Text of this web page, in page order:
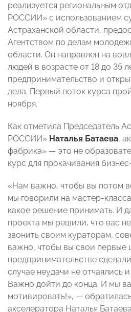
реализуется региональным
РОССИИ» с использованием
Астраханской области,
Агентством по делам
области. Он направлен на
людей в возрасте от 18 до 35
предпринимательство и
дела. Первый поток курса
ноября.
Как отметила Председатель
РОССИИ» Наталья Батаева,
фабрика» — это не
курс для прокачивания
«Нам важно, чтобы вы потом
мы говорили на мастер-
какое решение принимать. И
проекта мы решили, что вас
звонить своим кураторам,
важно, чтобы вы свои первые
предпринимательстве
случае неудачи не отчаялись
Важно дойти до конца. И мы
мотивировать!», —
акселератора Наталья